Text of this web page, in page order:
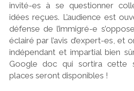
invité-es à se questionner
idées reçues. L’audience est
défense de l’immigré-e
éclairé par l’avis d’expert-es, et
indépendant et impartial bien
Google doc qui sortira cette
places seront disponibles !